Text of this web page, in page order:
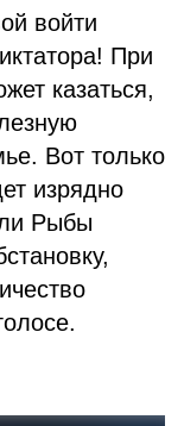
войти
При
казаться,
Вот только
изрядно
Рыбы